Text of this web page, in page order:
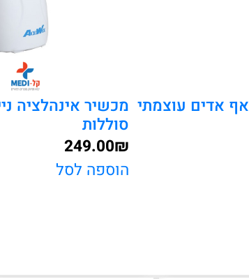
אדים עוצמתי מכשיר אינהלציה
סוללות
₪
249.00
הוספה לסל